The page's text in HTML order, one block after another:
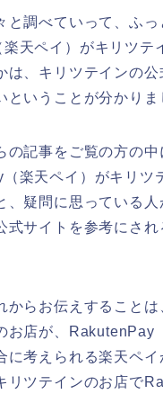
と調べていって、ふっ
天ペイ）がキリツテ
は、キリツテインの公
ということが分かりま
の記事をご覧の方の中
（楽天ペイ）がキリツ
、疑問に思っている人
式サイトを参考にさ
からお伝えすることは
お店が、RakutenPay
に考えられる楽天ペイ
リツテインのお店で